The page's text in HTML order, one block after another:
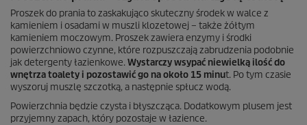
Proszek do prania to zaskakująco skuteczny środek w walce z
kamieniem i osadami w muszli klozetowej – także żółtym
kamieniem moczowym. Proszek zawiera enzymy i środki
powierzchniowo czynne, które rozpuszczają zabrudzenia podobnie
jak detergenty łazienkowe.Wystarczy wsypać niewielką ilość do
wnętrza toalety i pozostawić go na około 15 minut. Po tym czasie
wyszoruj muszlę szczotką, a następnie spłucz wodą.
Powierzchnia będzie czysta i błyszcząca. Dodatkowym plusem jest
przyjemny zapach, który pozostaje w łazience.